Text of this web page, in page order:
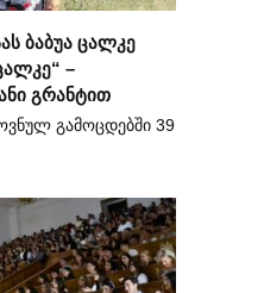
ბაბუა ცალკე
–
გრანტით
გამოცდებში 39